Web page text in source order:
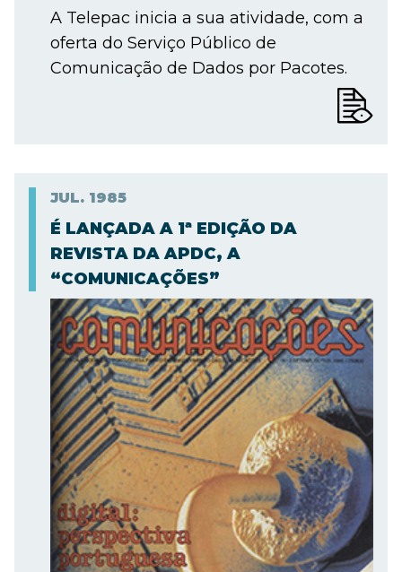
A Telepac inicia a sua atividade, com a
oferta do Serviço Público de
Comunicação de Dados por Pacotes.
JUL. 1985
É LANÇADA A 1ª EDIÇÃO DA
REVISTA DA APDC, A
“COMUNICAÇÕES”